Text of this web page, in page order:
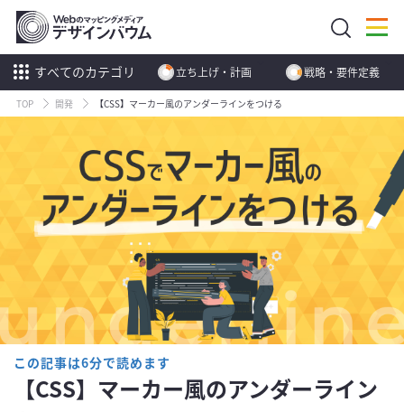
すべてのカテゴリ 立ち上げ・計画 戦略・要件定義
TOP 開発 【CSS】マーカー風のアンダーラインをつける
この記事は6分で読めます
【CSS】マーカー風のアンダーライン